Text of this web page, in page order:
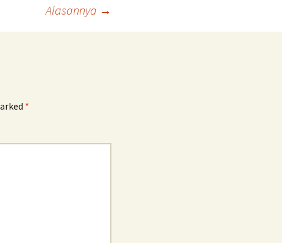
Alasannya →
*